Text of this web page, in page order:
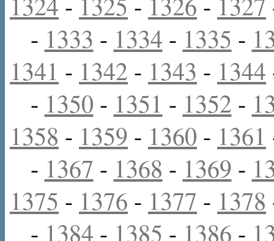
- 1333 - 1334 - 1335 -
1341 - 1342 - 1343 - 1344
- 1350 - 1351 - 1352 -
1358 - 1359 - 1360 - 1361
- 1367 - 1368 - 1369 -
1375 - 1376 - 1377 - 1378
- 1384 - 1385 - 1386 -